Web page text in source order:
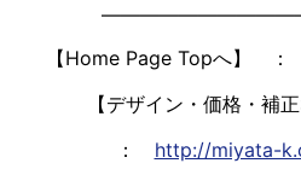
【Home Page Topへ】 ：
【デザイン・価格・補
： http://miyata-